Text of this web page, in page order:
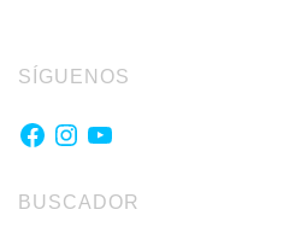
SÍGUENOS
Facebook
Instagram
YouTube
BUSCADOR